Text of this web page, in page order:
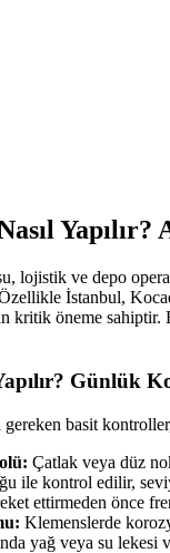
Yapılır?
lojistik ve depo
İstanbul,
kritik öneme
Günlük
basit
Çatlak veya düz
ile kontrol edilir,
ettirmeden önce
Klemenslerde
yağ veya su lekesi